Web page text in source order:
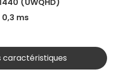
0,3 ms
caractéristiques